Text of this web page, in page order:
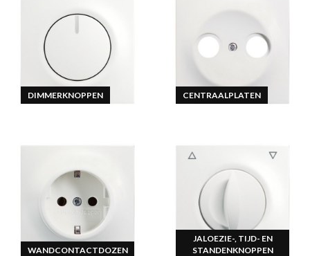
DIMMERKNOPPEN CENTRAALPLATEN
WANDCONTACTDOZEN
JALOEZIE-, TIJD- EN
STANDENKNOPPEN